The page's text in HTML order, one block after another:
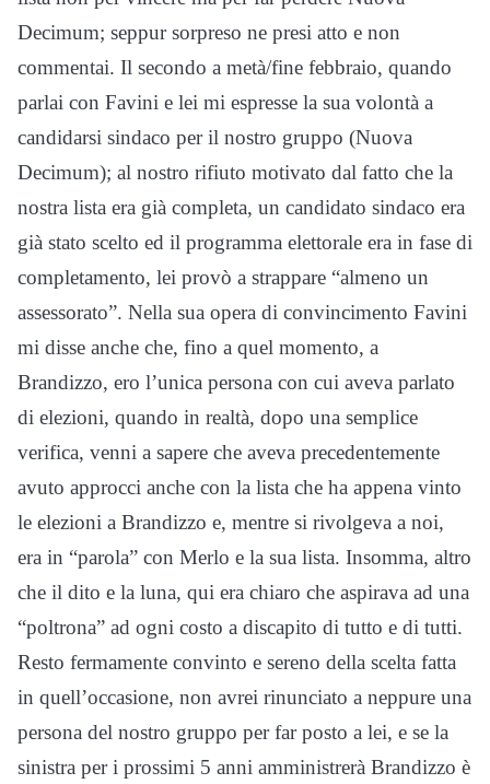
Decimum; seppur sorpreso ne presi atto e non
commentai. Il secondo a metà/fine febbraio, quando
parlai con Favini e lei mi espresse la sua volontà a
candidarsi sindaco per il nostro gruppo (Nuova
Decimum); al nostro rifiuto motivato dal fatto che la
nostra lista era già completa, un candidato sindaco era
già stato scelto ed il programma elettorale era in fase di
completamento, lei provò a strappare “almeno un
assessorato”. Nella sua opera di convincimento Favini
mi disse anche che, fino a quel momento, a
Brandizzo, ero l’unica persona con cui aveva parlato
di elezioni, quando in realtà, dopo una semplice
verifica, venni a sapere che aveva precedentemente
avuto approcci anche con la lista che ha appena vinto
le elezioni a Brandizzo e, mentre si rivolgeva a noi,
era in “parola” con Merlo e la sua lista. Insomma, altro
che il dito e la luna, qui era chiaro che aspirava ad una
“poltrona” ad ogni costo a discapito di tutto e di tutti.
Resto fermamente convinto e sereno della scelta fatta
in quell’occasione, non avrei rinunciato a neppure una
persona del nostro gruppo per far posto a lei, e se la
sinistra per i prossimi 5 anni amministrerà Brandizzo è